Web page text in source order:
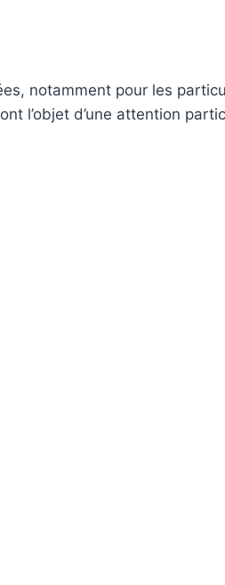
notamment pour les
l’objet d’une attention